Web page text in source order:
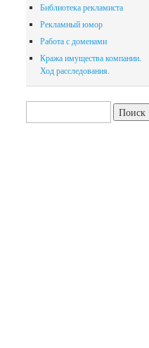
Библиотека рекламиста
Рекламный юмор
Работа с доменами
Кража имущества компании.
Ход расследования.